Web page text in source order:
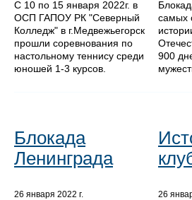
С 10 по 15 января 2022г. в
ОСП ГАПОУ РК "Северный
Колледж" в г.Медвежьегорск
прошли соревнования по
настольному теннису среди
юношей 1-3 курсов.
самых
900
Блокада
Ленинграда
26 января 2022 г. 26